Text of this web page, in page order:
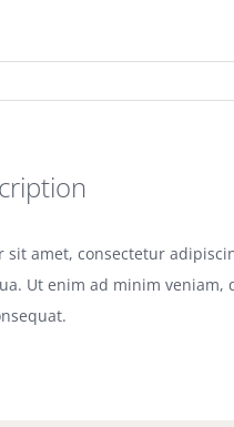
sit amet, consectetur
Ut enim ad minim